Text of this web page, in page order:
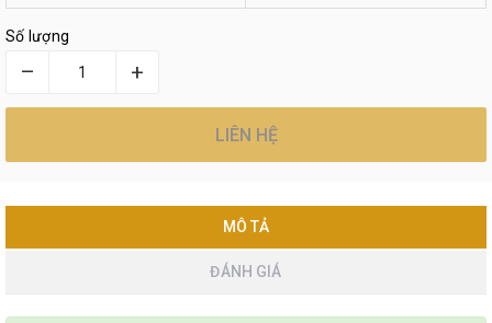
Số lượng
– +
LIÊN HỆ
MÔ TẢ
ĐÁNH GIÁ